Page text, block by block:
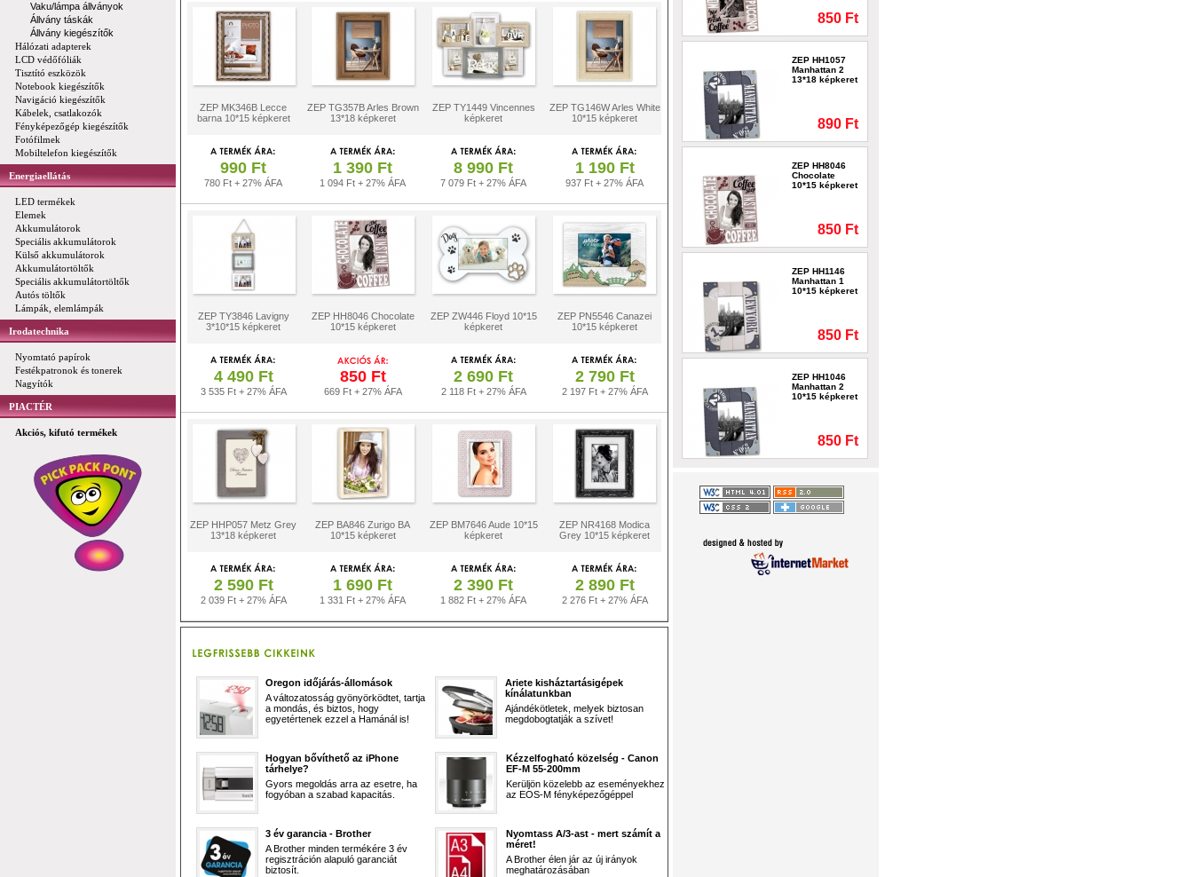
Vaku/lámpa állványok
Állvány táskák
Állvány kiegészítők
Hálózati adapterek
LCD védőfóliák
Tisztító eszközök
Notebook kiegészítők
Navigáció kiegészítők
Kábelek, csatlakozók
Fényképezőgép kiegészítők
Fotófilmek
Mobiltelefon kiegészítők
Energiaellátás
LED termékek
Elemek
Akkumulátorok
Speciális akkumulátorok
Külső akkumulátorok
Akkumulátortöltők
Speciális akkumulátortöltők
Autós töltők
Lámpák, elemlámpák
Irodatechnika
Nyomtató papírok
Festékpatronok és tonerek
Nagyítók
PIACTÉR
Akciós, kifutó termékek
ZEP MK346B Lecce
barna 10*15 képkeret
ZEP TG357B Arles Brown
13*18 képkeret
ZEP TY1449 Vincennes
képkeret
ZEP TG146W Arles White
10*15 képkeret
990 Ft
780 Ft + 27% ÁFA
1 390 Ft
1 094 Ft + 27% ÁFA
8 990 Ft
7 079 Ft + 27% ÁFA
1 190 Ft
937 Ft + 27% ÁFA
ZEP TY3846 Lavigny
3*10*15 képkeret
ZEP HH8046 Chocolate
10*15 képkeret
ZEP ZW446 Floyd 10*15
képkeret
ZEP PN5546 Canazei
10*15 képkeret
4 490 Ft
3 535 Ft + 27% ÁFA
850 Ft
669 Ft + 27% ÁFA
2 690 Ft
2 118 Ft + 27% ÁFA
2 790 Ft
2 197 Ft + 27% ÁFA
ZEP HHP057 Metz Grey
13*18 képkeret
ZEP BA846 Zurigo BA
10*15 képkeret
ZEP BM7646 Aude 10*15
képkeret
ZEP NR4168 Modica
Grey 10*15 képkeret
2 590 Ft
2 039 Ft + 27% ÁFA
1 690 Ft
1 331 Ft + 27% ÁFA
2 390 Ft
1 882 Ft + 27% ÁFA
2 890 Ft
2 276 Ft + 27% ÁFA
Oregon időjárás-állomások
A változatosság gyönyörködtet, tartja
a mondás, és biztos, hogy
egyetértenek ezzel a Hamánál is!
Ariete kisháztartásigépek
kínálatunkban
Ajándékötletek, melyek biztosan
megdobogtatják a szívet!
Hogyan bővíthető az iPhone
tárhelye?
Gyors megoldás arra az esetre, ha
fogyóban a szabad kapacitás.
Kézzelfogható közelség - Canon
EF-M 55-200mm
Kerüljön közelebb az eseményekhez
az EOS-M fényképezőgéppel
3 év garancia - Brother
A Brother minden termékére 3 év
regisztráción alapuló garanciát
biztosít.
Nyomtass A/3-ast - mert számít a
méret!
A Brother élen jár az új irányok
meghatározásában
850 Ft
ZEP HH1057
Manhattan 2
13*18 képkeret
890 Ft
ZEP HH8046
Chocolate
10*15 képkeret
850 Ft
ZEP HH1146
Manhattan 1
10*15 képkeret
850 Ft
ZEP HH1046
Manhattan 2
10*15 képkeret
850 Ft